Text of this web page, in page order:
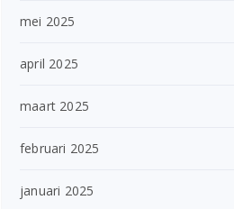
mei 2025
april 2025
maart 2025
februari 2025
januari 2025